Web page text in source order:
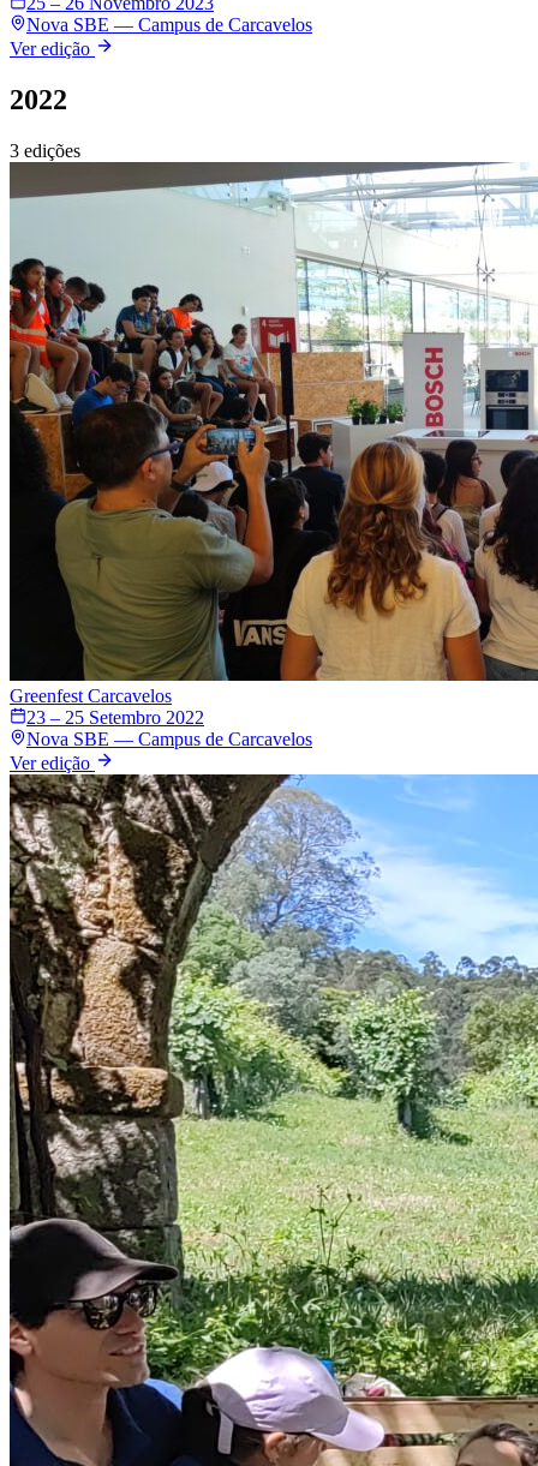
Nova SBE — Campus de Carcavelos
Ver edição
2022
3 edições
Greenfest Carcavelos
23 – 25 Setembro 2022
Nova SBE — Campus de Carcavelos
Ver edição